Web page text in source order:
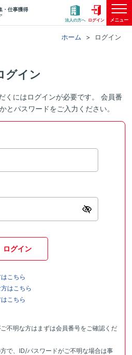
・仕事獲得
法人の方へ ログイン メニュー
ホーム ログイン
グイン
くにはログインが必要です。 会員番
とパスワードをご入力ください。
ログイン
こちら
はこちら
こちら
不明な方はまずは会員番号をご確認くだ
で、ID/パスワードがご不明な場合は事